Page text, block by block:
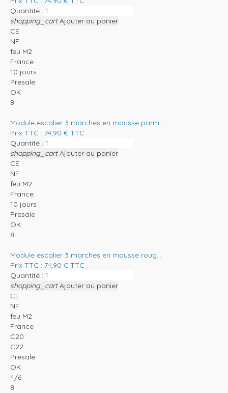
Quantité :
shopping_cart Ajouter au panier
CE
NF
feu M2
France
10 jours
Presale
OK
8
Module escalier 3 marches en mousse parm...
Prix TTC : 74,90 € TTC
Quantité :
shopping_cart Ajouter au panier
CE
NF
feu M2
France
10 jours
Presale
OK
8
Module escalier 3 marches en mousse roug...
Prix TTC : 74,90 € TTC
Quantité :
shopping_cart Ajouter au panier
CE
NF
feu M2
France
C20
C22
Presale
OK
4/6
8